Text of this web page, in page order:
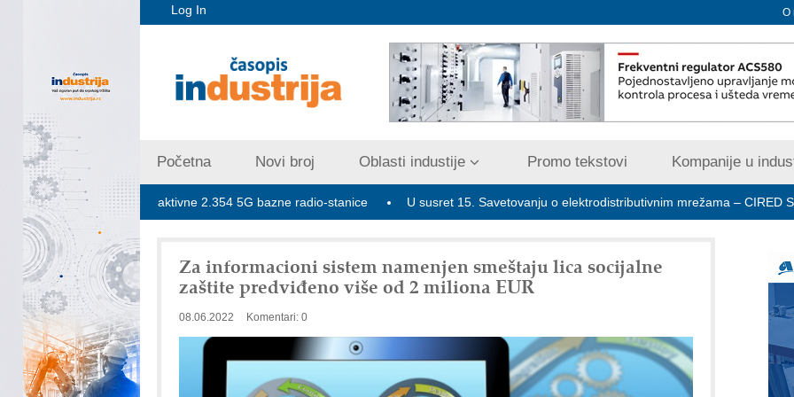
Log In O
Početna Novi broj Oblasti industije Promo tekstovi Kompanije u
U Srbiji trenutno aktivne 2.354 5G bazne radio-stanice U susret 15. Savetovanju o elektrodistributivnim mrežama – CIRED Srbija
Za informacioni sistem namenjen smeštaju lica socijalne
zaštite predviđeno više od 2 miliona EUR
08.06.2022 Komentari: 0